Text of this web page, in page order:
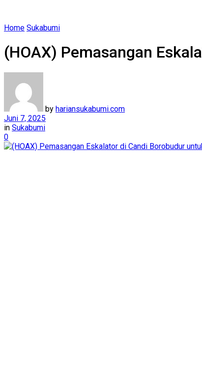
Home Sukabumi
(HOAX) Pemasangan
by hariansukabumi.com
Juni 7, 2025
in Sukabumi
0